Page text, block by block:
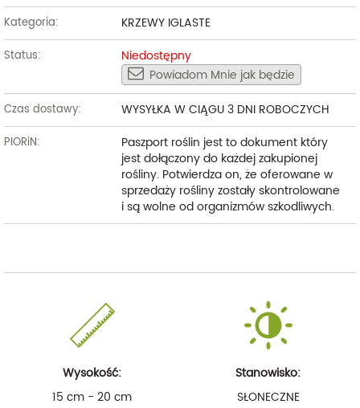
Kategoria: KRZEWY IGLASTE
Status:
Niedostępny
Powiadom Mnie jak będzie
Czas dostawy: WYSYŁKA W CIĄGU 3 DNI ROBOCZYCH
PIORiN:
Paszport roślin jest to dokument który
jest dołączony do każdej zakupionej
rośliny. Potwierdza on, że oferowane w
sprzedaży rośliny zostały skontrolowane
i są wolne od organizmów szkodliwych.
Wysokość:
15 cm - 20 cm
Stanowisko:
SŁONECZNE